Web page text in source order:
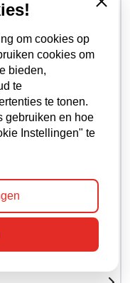
om cookies op
cookies om
bieden,
te
te tonen.
gebruiken en hoe
Instellingen" te
Close